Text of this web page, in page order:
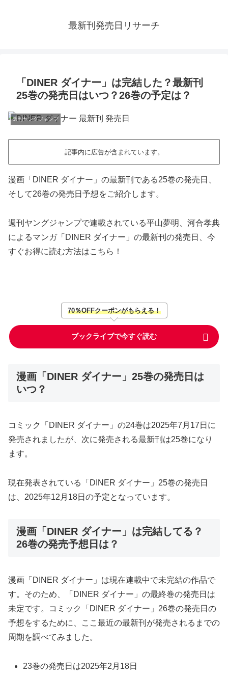
最新刊発売日リサーチ
「DINER ダイナー」は完結した？最新刊
25巻の発売日はいつ？26巻の予定は？
週刊ヤングジャンプ
記事内に広告が含まれています。
漫画「DINER ダイナー」の最新刊である25巻の発売日、
そして26巻の発売日予想をご紹介します。
週刊ヤングジャンプで連載されている平山夢明、河合孝典
によるマンガ「DINER ダイナー」の最新刊の発売日、今
すぐお得に読む方法はこちら！
70％OFFクーポンがもらえる！
ブックライブで今すぐ読む
漫画「DINER ダイナー」25巻の発売日は
いつ？
コミック「DINER ダイナー」の24巻は2025年7月17日に
発売されましたが、次に発売される最新刊は25巻になり
ます。
現在発表されている「DINER ダイナー」25巻の発売日
は、2025年12月18日の予定となっています。
漫画「DINER ダイナー」は完結してる？
26巻の発売予想日は？
漫画「DINER ダイナー」は現在連載中で未完結の作品で
す。そのため、「DINER ダイナー」の最終巻の発売日は
未定です。コミック「DINER ダイナー」26巻の発売日の
予想をするために、ここ最近の最新刊が発売されるまでの
周期を調べてみました。
23巻の発売日は2025年2月18日